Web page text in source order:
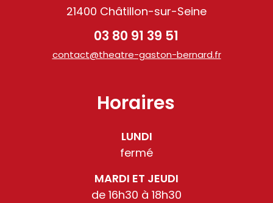
21400 Châtillon-sur-Seine
03 80 91 39 51
contact@theatre-gaston-bernard.fr
Horaires
LUNDI
fermé
MARDI ET JEUDI
de 16h30 à 18h30